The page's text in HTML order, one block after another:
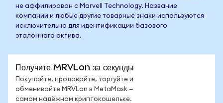
не аффилирован с Marvell Technology. Название
компании и любые другие товарные знаки используются
исключительно для идентификации базового
эталонного актива.
Получите MRVLon за секунды
Покупайте, продавайте, торгуйте и
обменивайте MRVLon в MetaMask —
самом надёжном криптокошельке.